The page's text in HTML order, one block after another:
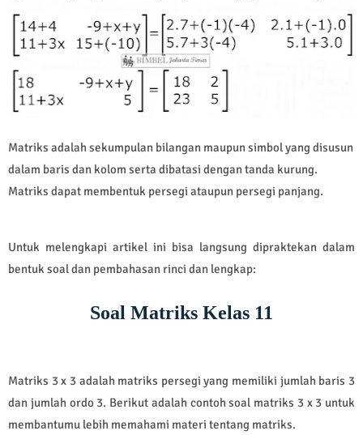
Matriks adalah sekumpulan bilangan maupun simbol yang disusun
dalam baris dan kolom serta dibatasi dengan tanda kurung.
Matriks dapat membentuk persegi ataupun persegi panjang.
Untuk melengkapi artikel ini bisa langsung dipraktekan dalam
bentuk soal dan pembahasan rinci dan lengkap:
Soal Matriks Kelas 11
Matriks 3 x 3 adalah matriks persegi yang memiliki jumlah baris 3
dan jumlah ordo 3. Berikut adalah contoh soal matriks 3 x 3 untuk
membantumu lebih memahami materi tentang matriks.